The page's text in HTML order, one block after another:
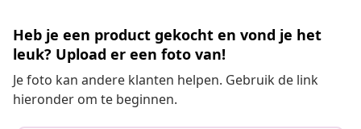
Heb je een product gekocht en vond je het
leuk? Upload er een foto van!
Je foto kan andere klanten helpen. Gebruik de link
hieronder om te beginnen.